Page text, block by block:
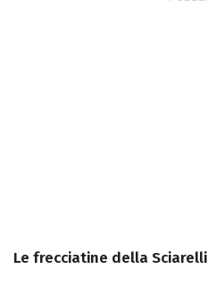
Le frecciatine della Sciarelli